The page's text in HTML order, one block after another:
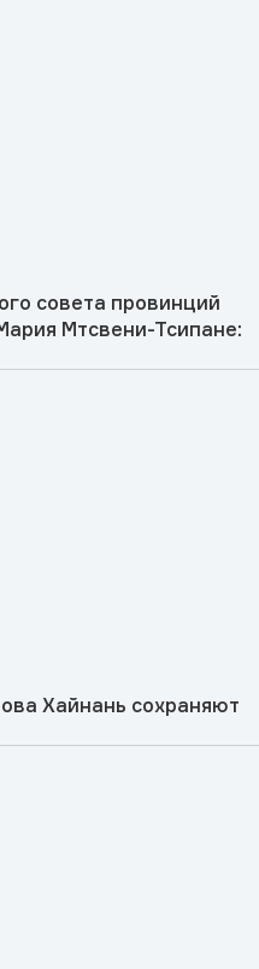
совета провинций
Мтсвени-Тсипане:
Хайнань сохраняют